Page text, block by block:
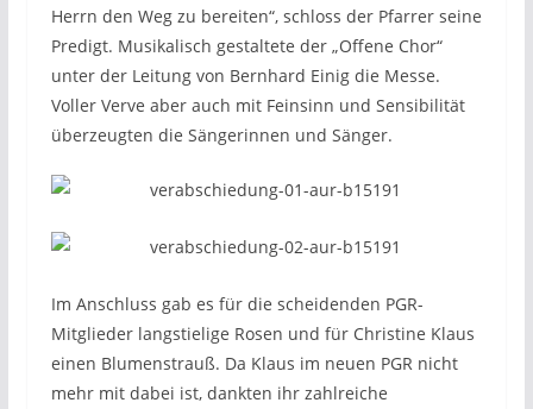
Herrn den Weg zu bereiten“, schloss der Pfarrer seine
Predigt. Musikalisch gestaltete der „Offene Chor“
unter der Leitung von Bernhard Einig die Messe.
Voller Verve aber auch mit Feinsinn und Sensibilität
überzeugten die Sängerinnen und Sänger.
Im Anschluss gab es für die scheidenden PGR-
Mitglieder langstielige Rosen und für Christine Klaus
einen Blumenstrauß. Da Klaus im neuen PGR nicht
mehr mit dabei ist, dankten ihr zahlreiche